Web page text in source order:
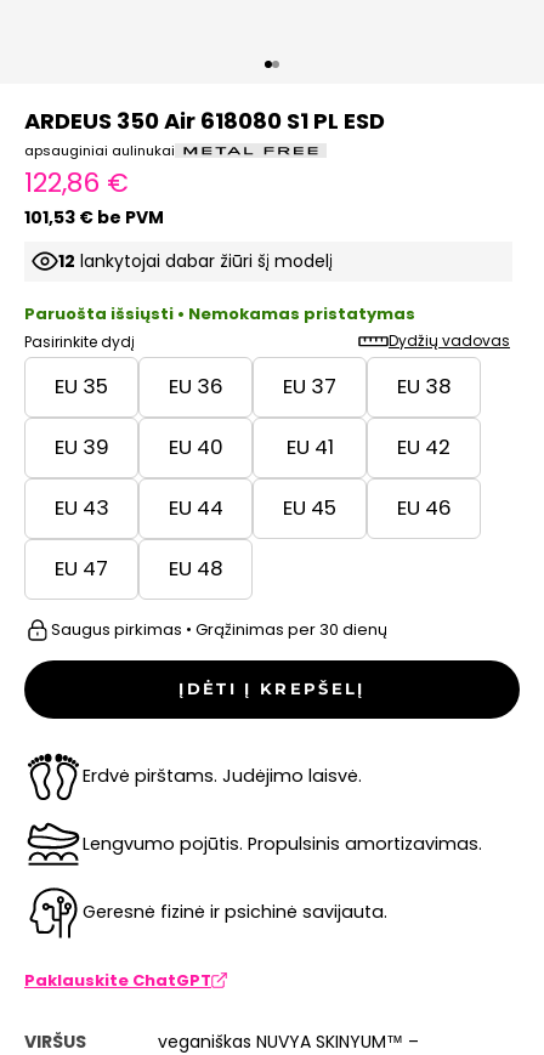
Eiti į elementą 1
Eiti į elementą 2
ARDEUS 350 Air 618080 S1 PL ESD
apsauginiai aulinukai
Pardavimo kaina
122,86 €
101,53 € be PVM
12 lankytojai dabar žiūri šį modelį
Paruošta išsiųsti • Nemokamas pristatymas
Pasirinkite dydį Dydžių vadovas
EU 35 EU 36 EU 37 EU 38
EU 39 EU 40 EU 41 EU 42
EU 43 EU 44 EU 45 EU 46
EU 47 EU 48
Saugus pirkimas • Grąžinimas per 30 dienų
ĮDĖTI Į KREPŠELĮ
Erdvė pirštams. Judėjimo laisvė.
Lengvumo pojūtis. Propulsinis amortizavimas.
Geresnė fizinė ir psichinė savijauta.
Paklauskite ChatGPT
VIRŠUS
veganiškas NUVYA SKINYUM™ –